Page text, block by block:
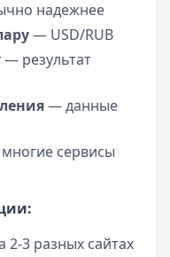
надежнее
— USD/RUB
— результат
— данные
сервисы
3 разных сайтах